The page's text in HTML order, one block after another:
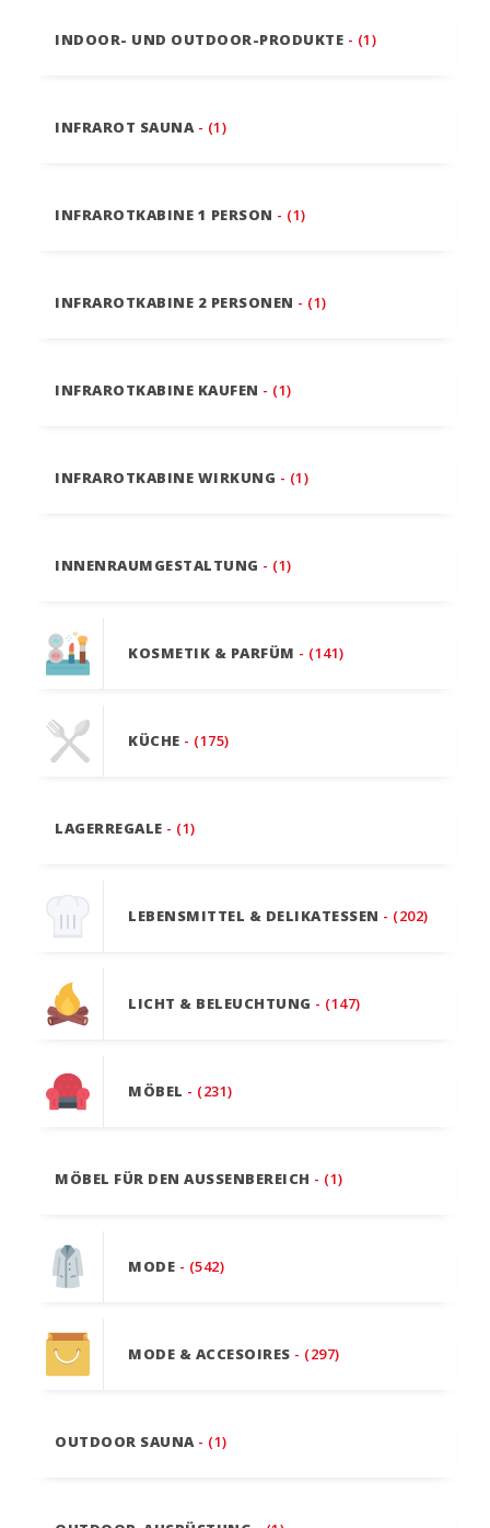
INDOOR- UND OUTDOOR-PRODUKTE - (1)
INFRAROT SAUNA - (1)
INFRAROTKABINE 1 PERSON - (1)
INFRAROTKABINE 2 PERSONEN - (1)
INFRAROTKABINE KAUFEN - (1)
INFRAROTKABINE WIRKUNG - (1)
INNENRAUMGESTALTUNG - (1)
KOSMETIK & PARFÜM - (141)
KÜCHE - (175)
LAGERREGALE - (1)
LEBENSMITTEL & DELIKATESSEN - (202)
LICHT & BELEUCHTUNG - (147)
MÖBEL - (231)
MÖBEL FÜR DEN AUSSENBEREICH - (1)
MODE - (542)
MODE & ACCESOIRES - (297)
OUTDOOR SAUNA - (1)